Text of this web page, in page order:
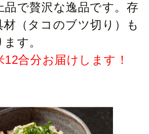
品で贅沢な逸品です。存
（タコのブツ切り）も
す。
合分お届けします！